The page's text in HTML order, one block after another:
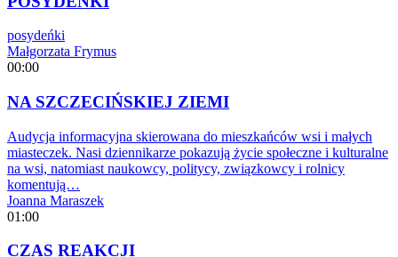
posydeńki
Małgorzata Frymus
00:00
NA SZCZECIŃSKIEJ ZIEMI
Audycja informacyjna skierowana do mieszkańców wsi i małych
miasteczek. Nasi dziennikarze pokazują życie społeczne i kulturalne
na wsi, natomiast naukowcy, politycy, związkowcy i rolnicy
komentują…
Joanna Maraszek
01:00
CZAS REAKCJI